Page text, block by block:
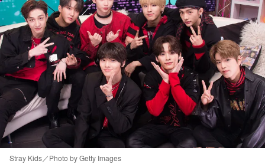
Stray Kids／Photo by Getty Images